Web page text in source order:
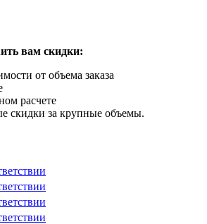
вам скидки:
от объема заказа
расчете
скидки за крупные объемы.